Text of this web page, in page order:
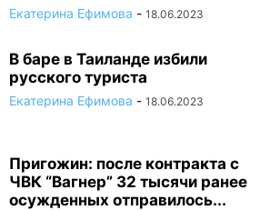
Екатерина Ефимова - 18.06.2023
В баре в Таиланде избили
русского туриста
Екатерина Ефимова - 18.06.2023
Пригожин: после контракта с
ЧВК “Вагнер” 32 тысячи ранее
осужденных отправилось...